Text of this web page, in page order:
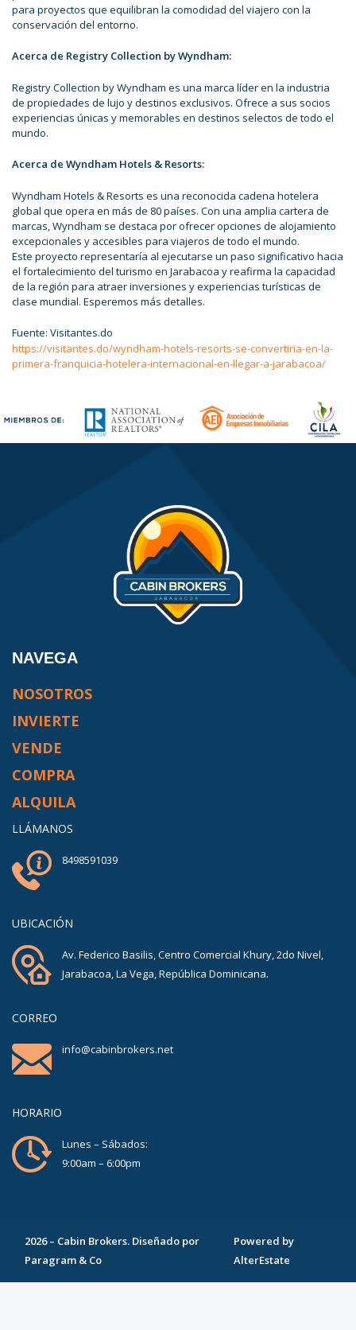
para proyectos que equilibran la comodidad del viajero con la
conservación del entorno.
Acerca de Registry Collection by Wyndham:
Registry Collection by Wyndham es una marca líder en la industria
de propiedades de lujo y destinos exclusivos. Ofrece a sus socios
experiencias únicas y memorables en destinos selectos de todo el
mundo.
Acerca de Wyndham Hotels & Resorts:
Wyndham Hotels & Resorts es una reconocida cadena hotelera
global que opera en más de 80 países. Con una amplia cartera de
marcas, Wyndham se destaca por ofrecer opciones de alojamiento
excepcionales y accesibles para viajeros de todo el mundo.
Este proyecto representaría al ejecutarse un paso significativo hacia
el fortalecimiento del turismo en Jarabacoa y reafirma la capacidad
de la región para atraer inversiones y experiencias turísticas de
clase mundial. Esperemos más detalles.
Fuente: Visitantes.do
https://visitantes.do/wyndham-hotels-resorts-se-convertiria-en-la-
primera-franquicia-hotelera-internacional-en-llegar-a-jarabacoa/
NAVEGA
NOSOTROS
INVIERTE
VENDE
COMPRA
ALQUILA
LLÁMANOS
8498591039
UBICACIÓN
Av. Federico Basilis, Centro Comercial Khury, 2do Nivel,
Jarabacoa, La Vega, República Dominicana.
CORREO
info@cabinbrokers.net
HORARIO
Lunes – Sábados:
9:00am – 6:00pm
2026– Cabin Brokers. Diseñado por
Paragram & Co
Powered by
AlterEstate